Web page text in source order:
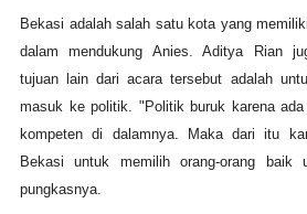
Bekasi adalah salah satu kota yang
dalam mendukung Anies. Aditya Rian
tujuan lain dari acara tersebut adalah
masuk ke politik. "Politik buruk karena
kompeten di dalamnya. Maka dari itu
Bekasi untuk memilih orang-orang
pungkasnya.